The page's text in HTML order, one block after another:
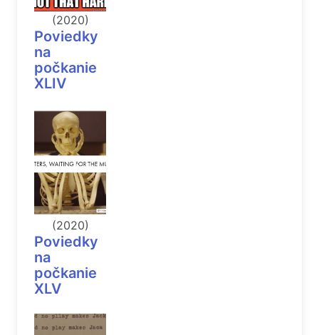
(2020)
Poviedky
na
počkanie
XLIV
(2020)
Poviedky
na
počkanie
XLV